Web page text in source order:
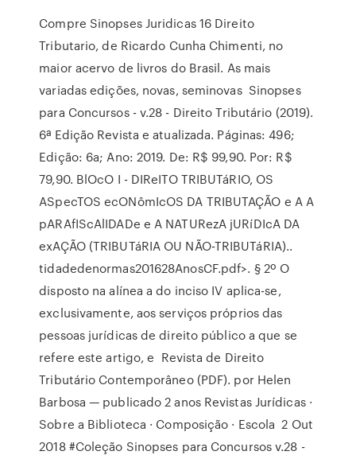
Compre Sinopses Juridicas 16 Direito
Tributario, de Ricardo Cunha Chimenti, no
maior acervo de livros do Brasil. As mais
variadas edições, novas, seminovas Sinopses
para Concursos - v.28 - Direito Tributário (2019).
6ª Edição Revista e atualizada. Páginas: 496;
Edição: 6a; Ano: 2019. De: R$ 99,90. Por: R$
79,90. BlOcO I - DIReITO TRIBUTáRIO, OS
ASpecTOS ecONômIcOS DA TRIBUTAÇÃO e A A
pARAfIScAlIDADe e A NATURezA jURíDIcA DA
exAÇÃO (TRIBUTáRIA OU NÃO-TRIBUTáRIA)..
tidadedenormas201628AnosCF.pdf>. § 2º O
disposto na alínea a do inciso IV aplica-se,
exclusivamente, aos serviços próprios das
pessoas jurídicas de direito público a que se
refere este artigo, e Revista de Direito
Tributário Contemporâneo (PDF). por Helen
Barbosa — publicado 2 anos Revistas Jurídicas ·
Sobre a Biblioteca · Composição · Escola 2 Out
2018 #Coleção Sinopses para Concursos v.28 -